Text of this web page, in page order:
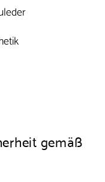
gemäß